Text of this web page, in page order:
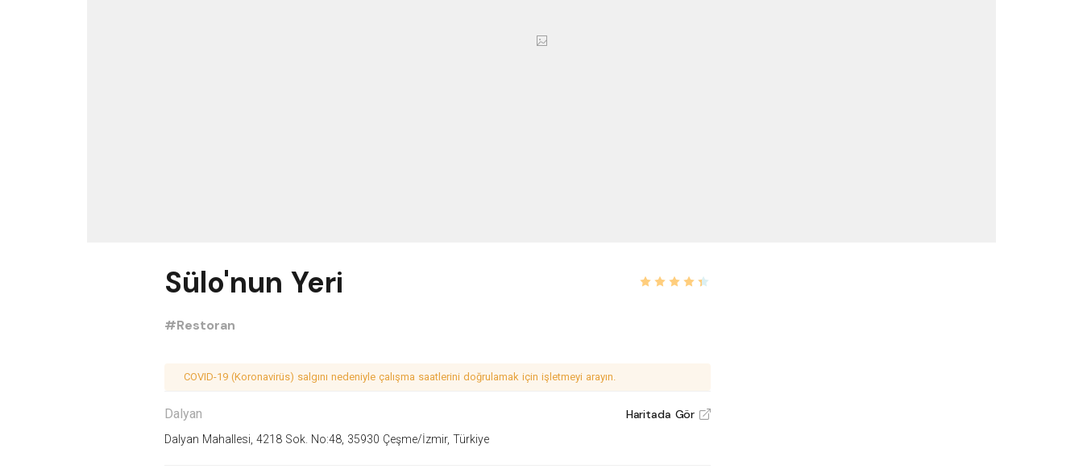
Sülo'nun Yeri
#Restoran
COVID-19 (Koronavirüs) salgını nedeniyle çalışma saatlerini doğrulamak için işletmeyi arayın.
Dalyan Haritada Gör V
Dalyan Mahallesi, 4218 Sok. No:48, 35930 Çeşme/İzmir, Türkiye